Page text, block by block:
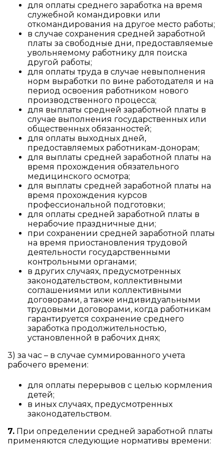
для оплаты среднего заработка на время
служебной командировки или
откомандирования на другое место работы;
в случае сохранения средней заработной
платы за свободные дни, предоставляемые
увольняемому работнику для поиска
другой работы;
для оплаты труда в случае невыполнения
норм выработки по вине работодателя и на
период освоения работником нового
производственного процесса;
для выплаты средней заработной платы в
случае выполнения государственных или
общественных обязанностей;
для оплаты выходных дней,
предоставляемых работникам-донорам;
для выплаты средней заработной платы на
время прохождения обязательного
медицинского осмотра;
для выплаты средней заработной платы на
время прохождения курсов
профессиональной подготовки;
для оплаты средней заработной платы в
нерабочие праздничные дни;
при сохранении средней заработной платы
на время приостановления трудовой
деятельности государственными
контрольными органами;
в других случаях, предусмотренных
законодательством, коллективными
соглашениями или коллективными
договорами, а также индивидуальными
трудовыми договорами, когда работникам
гарантируется сохранение среднего
заработка продолжительностью,
установленной в рабочих днях;
3) за час – в случае суммированного учета
рабочего времени:
для оплаты перерывов с целью кормления
детей;
в иных случаях, предусмотренных
законодательством.
7. При определении средней заработной платы
применяются следующие нормативы времени: